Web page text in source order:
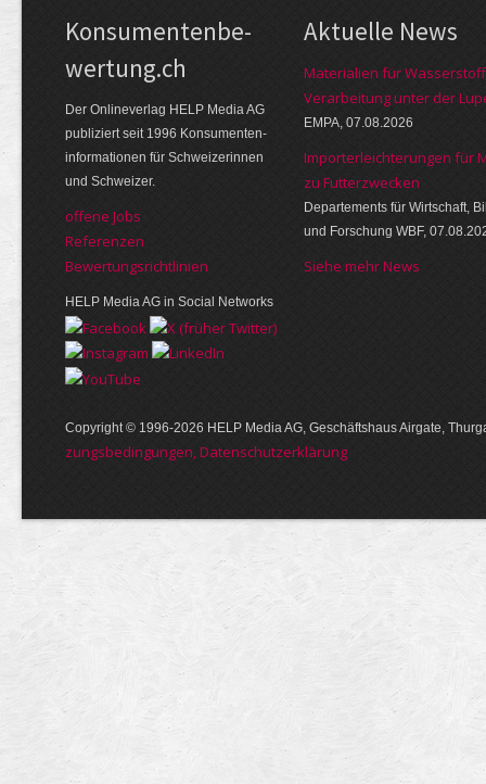
Kon­su­menten­be­
wer­tung.ch
Der Online­verlag HELP Media AG
publi­ziert seit 1996 Kon­su­menten­
infor­mationen für Schwei­zerinnen
und Schweizer.
offene Jobs
Referenzen
Bewer­tungs­richt­linien
HELP Media AG in Social Networks
Aktuelle News
Materialien für
Verarbeitung unter der
EMPA, 07.08.2026
Importerleichterungen für
zu Futterzwecken
Departements für Wirtschaft,
und Forschung WBF,
Siehe mehr News
Copyright © 1996-2026 HELP Media AG, Geschäftshaus Airgate,
zungs­bedin­gungen, Daten­schutz­er­klärung